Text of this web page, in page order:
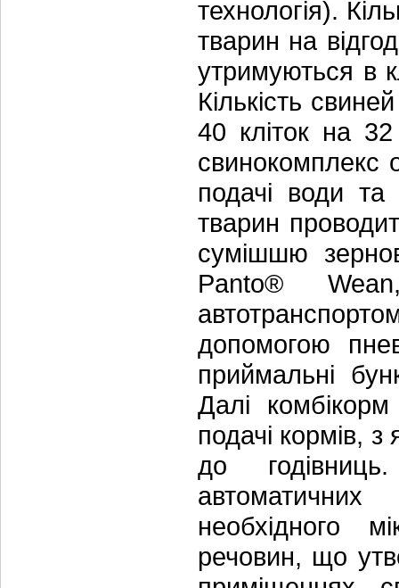
технологія).
тварин на
утримуються в
Кількість
40 кліток на 32
свинокомплекс
подачі води та
тварин
сумішшю
Panto®
допомогою
приймальні
Далі
подачі кормів,
до
необхідного
речовин, що